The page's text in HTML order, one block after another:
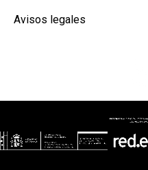
Avisos legales